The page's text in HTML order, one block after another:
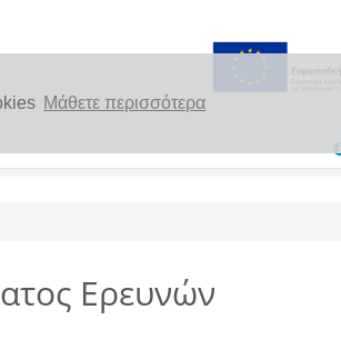
Μάθετε περισσότερα
Ερευνών